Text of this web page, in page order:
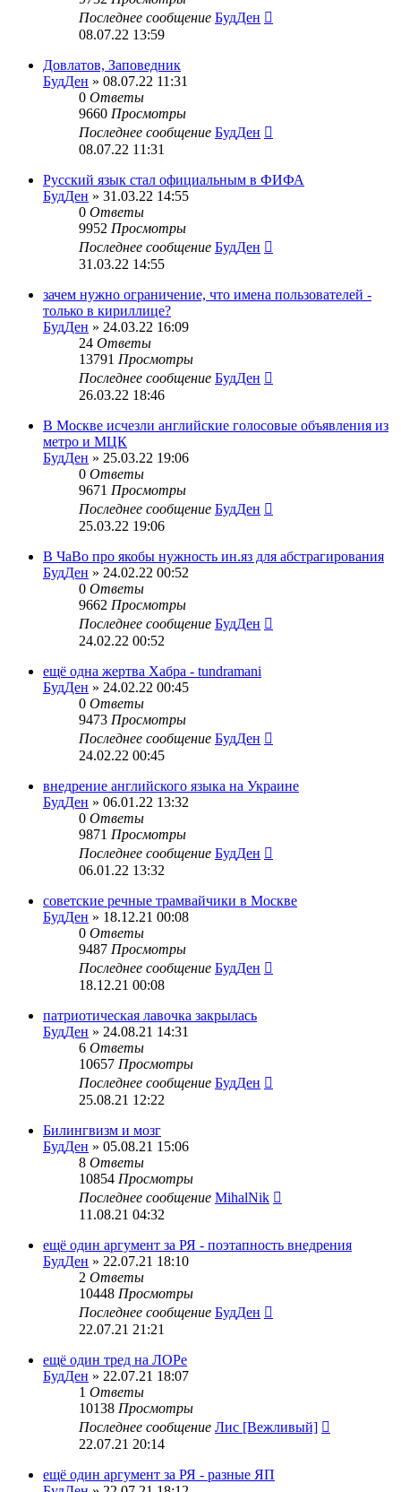
Последнее сообщение БудДен
08.07.22 13:59
Довлатов, Заповедник
БудДен » 08.07.22 11:31
0 Ответы
9660 Просмотры
Последнее сообщение БудДен
08.07.22 11:31
Русский язык стал официальным в ФИФА
БудДен » 31.03.22 14:55
0 Ответы
9952 Просмотры
Последнее сообщение БудДен
31.03.22 14:55
зачем нужно ограничение, что имена пользователей -
только в кириллице?
БудДен » 24.03.22 16:09
24 Ответы
13791 Просмотры
Последнее сообщение БудДен
26.03.22 18:46
В Москве исчезли английские голосовые объявления из
метро и МЦК
БудДен » 25.03.22 19:06
0 Ответы
9671 Просмотры
Последнее сообщение БудДен
25.03.22 19:06
В ЧаВо про якобы нужность ин.яз для абстрагирования
БудДен » 24.02.22 00:52
0 Ответы
9662 Просмотры
Последнее сообщение БудДен
24.02.22 00:52
ещё одна жертва Хабра - tundramani
БудДен » 24.02.22 00:45
0 Ответы
9473 Просмотры
Последнее сообщение БудДен
24.02.22 00:45
внедрение английского языка на Украине
БудДен » 06.01.22 13:32
0 Ответы
9871 Просмотры
Последнее сообщение БудДен
06.01.22 13:32
советские речные трамвайчики в Москве
БудДен » 18.12.21 00:08
0 Ответы
9487 Просмотры
Последнее сообщение БудДен
18.12.21 00:08
патриотическая лавочка закрылась
БудДен » 24.08.21 14:31
6 Ответы
10657 Просмотры
Последнее сообщение БудДен
25.08.21 12:22
Билингвизм и мозг
БудДен » 05.08.21 15:06
8 Ответы
10854 Просмотры
Последнее сообщение MihalNik
11.08.21 04:32
ещё один аргумент за РЯ - поэтапность внедрения
БудДен » 22.07.21 18:10
2 Ответы
10448 Просмотры
Последнее сообщение БудДен
22.07.21 21:21
ещё один тред на ЛОРе
БудДен » 22.07.21 18:07
1 Ответы
10138 Просмотры
Последнее сообщение Лис [Вежливый]
22.07.21 20:14
ещё один аргумент за РЯ - разные ЯП